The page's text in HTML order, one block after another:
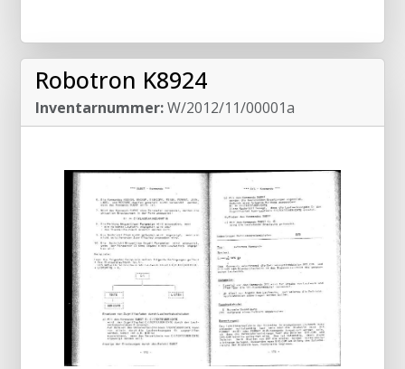
Robotron K8924
Inventarnummer:W/2012/11/00001a